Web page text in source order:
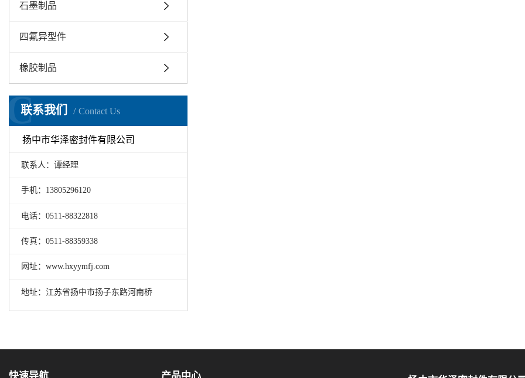
石墨制品
四氟异型件
橡胶制品
联系我们 Contact Us
C
扬中市华泽密封件有限公司
联系人：谭经理
手机：13805296120
电话：0511-88322818
传真：0511-88359338
网址：www.hxyymfj.com
地址：江苏省扬中市扬子东路河南桥